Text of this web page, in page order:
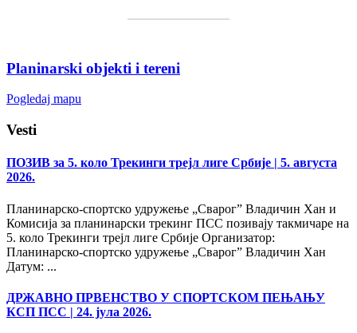
Planinarski objekti i tereni
Pogledaj mapu
Vesti
ПОЗИВ за 5. коло Трекинги трејл лиге Србије | 5. августа
2026.
Планинарско-спортско удружење „Сварог” Владичин Хан и
Комисија за планинарски трекинг ПСС позивају такмичаре на
5. коло Трекинги трејл лиге Србије Организатор:
Планинарско-спортско удружење „Сварог” Владичин Хан
Датум: ...
ДРЖАВНО ПРВЕНСТВО У СПОРТСКОМ ПЕЊАЊУ
КСП ПСС | 24. јула 2026.